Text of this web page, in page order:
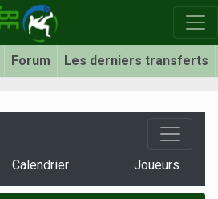
Forum Les derniers transferts
Calendrier Joueurs